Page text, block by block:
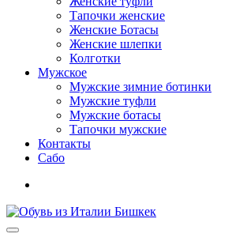
Тапочки женские
Женские Ботасы
Женские шлепки
Колготки
Мужское
Мужские зимние ботинки
Мужские туфли
Мужские ботасы
Тапочки мужские
Контакты
Сабо